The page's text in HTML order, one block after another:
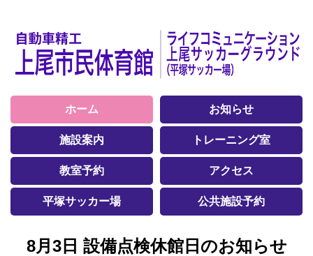
ホーム お知らせ
施設案内 トレーニング室
教室予約 アクセス
平塚サッカー場 公共施設予約
8月3日 設備点検休館日のお知らせ